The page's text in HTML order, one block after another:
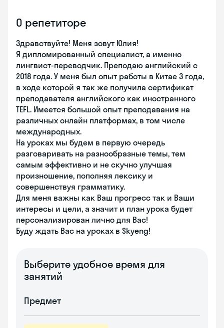
О репетиторе
Здравствуйте! Меня зовут Юлия!
Я дипломированный специалист, а именно
лингвист-переводчик. Преподаю английский с
2018 года. У меня был опыт работы в Китае 3 года,
в ходе которой я так же получила сертификат
преподавателя английского как иностранного
TEFL. Имеется большой опыт преподавания на
различных онлайн платформах, в том числе
международных.
На уроках мы будем в первую очередь
разговаривать на разнообразные темы, тем
самым эффективно и не скучно улучшая
произношение, пополняя лексику и
совершенствуя грамматику.
Для меня важны как Ваш прогресс так и Ваши
интересы и цели, а значит и план урока будет
персонализирован лично для Вас!
Буду ждать Вас на уроках в Skyeng!
Выберите удобное время для
занятий
Предмет